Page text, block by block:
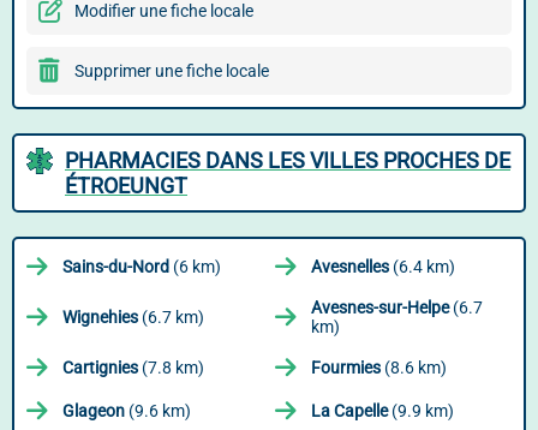
Modifier une fiche locale
Supprimer une fiche locale
PHARMACIES DANS LES VILLES PROCHES DE
ÉTROEUNGT
Sains-du-Nord (6 km) Avesnelles (6.4 km)
Wignehies (6.7 km) Avesnes-sur-Helpe(6.7
km)
Cartignies (7.8 km) Fourmies (8.6 km)
Glageon (9.6 km) La Capelle(9.9 km)